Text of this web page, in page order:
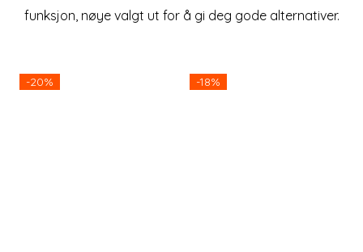
funksjon, nøye valgt ut for å gi deg gode alternativer.
-20% -18%